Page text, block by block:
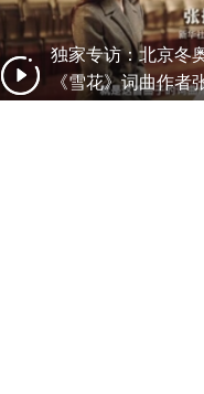
独家专访：北京冬
《雪花》词曲作者